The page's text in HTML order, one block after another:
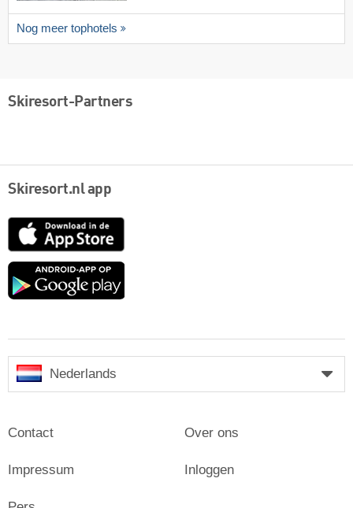
Nog meer tophotels
Skiresort-Partners
Skiresort.nl app
App
Google
Nederlands
Contact
Impressum
Over ons
Inloggen